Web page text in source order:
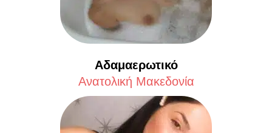
Αδαμαερωτικό
Aνατολική Μακεδονία